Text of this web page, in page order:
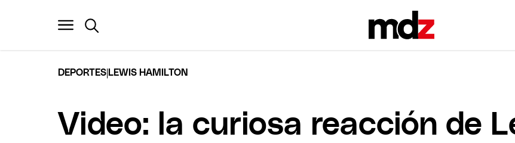
DEPORTES LEWIS HAMILTON
Video: la curiosa reacción de